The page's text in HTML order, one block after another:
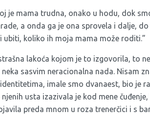
je mama trudna, onako u hodu, dok
a onda ga je ona sprovela i dalje, do
ubiti, koliko ih moja mama može roditi.”
lakoća kojom je to izgovorila, to
sasvim neracionalna nada. Nisam
imale smo dvanaest, bio je
usta izazivala je kod mene
preda mnom u roza trenerčici i s